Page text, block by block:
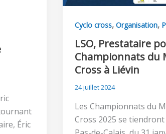
Éric
Cyclo cross,Organisation,
LSO, Prestataire
Championnats du
Cross à Liévin
24 juillet 2024
Les Championnats du
Cross 2025 se